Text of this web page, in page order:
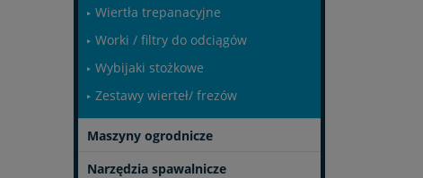
Wiertła trepanacyjne
Worki / filtry do odciągów
Wybijaki stożkowe
Zestawy wierteł/ frezów
Maszyny ogrodnicze
Narzędzia spawalnicze